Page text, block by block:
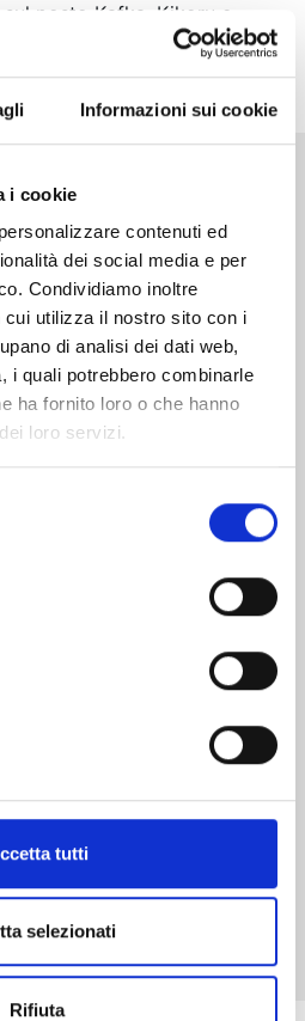
Informazioni sui cookie
i cookie
contenuti ed
dei social media e per
Condividiamo inoltre
utilizza il nostro sito con i
di analisi dei dati web,
i quali potrebbero combinarle
ha fornito loro o che hanno
loro servizi.
tutti
selezionati
Rifiuta
posto Kafka, Kikoru e
ma ciò che si trovano
peggiori incubi...
serie
tutto